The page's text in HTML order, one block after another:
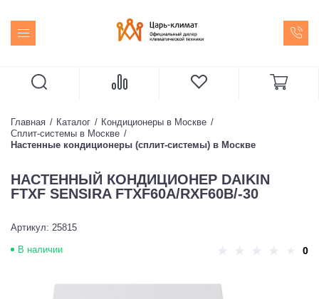
Главная Каталог
Кондиционеры в Москве
Сплит-системы в Москве
Настенные кондиционеры (сплит-системы) в Москве
НАСТЕННЫЙ КОНДИЦИОНЕР DAIKIN
FTXF SENSIRA FTXF60A/RXF60B/-30
Артикул: 25815
В наличии 0